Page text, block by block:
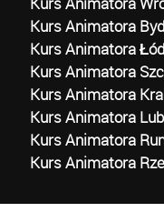
Kurs Animatora
Kurs Animatora
Kurs Animatora
Kurs Animatora
Kurs Animatora
Kurs Animatora
Kurs Animatora